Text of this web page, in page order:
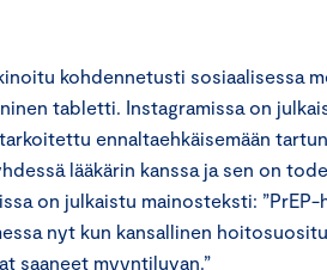
kohdennetusti sosiaalisessa
tabletti. Instagramissa on
ennaltaehkäisemään
lääkärin kanssa ja sen on
on julkaistu mainosteksti:
nyt kun kansallinen
saaneet myyntiluvan.”